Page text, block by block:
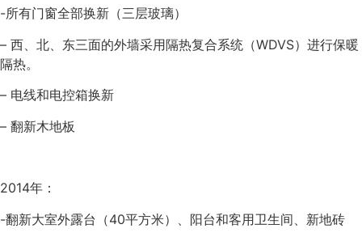
-所有门窗全部换新（三层玻璃）
– 西、北、东三面的外墙采用隔热复合系统（WDVS）进行保暖
隔热。
– 电线和电控箱换新
– 翻新木地板
2014年：
-翻新大室外露台（40平方米）、阳台和客用卫生间、新地砖